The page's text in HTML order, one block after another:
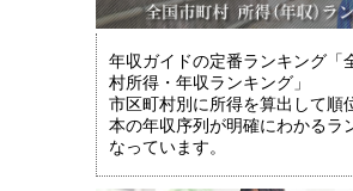
年収ガイドの定番ランキング「
村所得・年収ランキング」
市区町村別に所得を算出して順
本の年収序列が明確にわかるラ
なっています。